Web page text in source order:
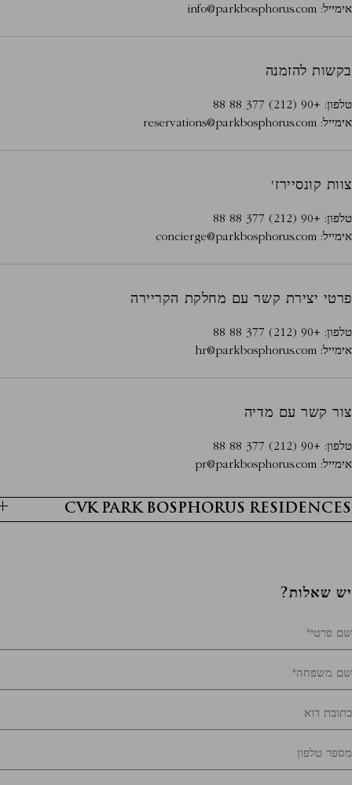
אימייל: info@parkbosphorus.com
בקשות להזמנה
טלפון: +90 (212) 377 88 88
אימייל: ​​reservations@parkbosphorus.com
צוות קונסיירז'
טלפון: +90 (212) 377 88 88
אימייל: ​​concierge@parkbosphorus.com
פרטי יצירת קשר עם מחלקת הקריירה
טלפון: +90 (212) 377 88 88
אימייל: ​​ hr@parkbosphorus.com
צור קשר עם מדיה
טלפון: +90 (212) 377 88 88
אימייל: ​​ pr@parkbosphorus.com
CVK PARK BOSPHORUS RESIDENCES
יש שאלות?